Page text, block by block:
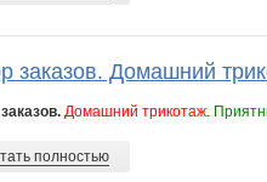
заказов. Домашний
Домашний трикотаж.
полностью